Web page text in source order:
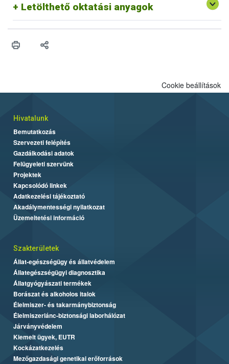
Letölthető oktatási anyagok
Cookie beállítások
Hivatalunk
Bemutatkozás
Szervezeti felépítés
Gazdálkodási adatok
Felügyeleti szervünk
Projektek
Kapcsolódó linkek
Adatkezelési tájékoztató
Akadálymentességi nyilatkozat
Üzemeltetési információ
Szakterületek
Állat-egészségügy és állatvédelem
Állategészségügyi diagnosztika
Állatgyógyászati termékek
Borászat és alkoholos italok
Élelmiszer- és takarmánybiztonság
Élelmiszerlánc-biztonsági laborhálózat
Járványvédelem
Kiemelt ügyek, EUTR
Kockázatkezelés
Mezőgazdasági genetikai erőforrások